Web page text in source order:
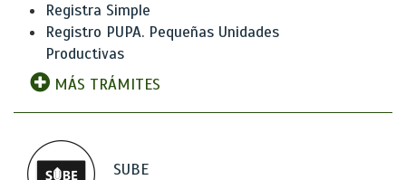
Registra Simple
Registro PUPA. Pequeñas Unidades
Productivas
MÁS TRÁMITES
SUBE